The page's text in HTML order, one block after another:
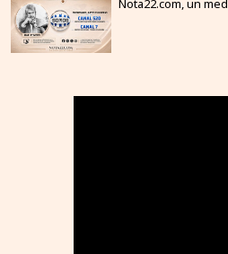
Nota22.com, un